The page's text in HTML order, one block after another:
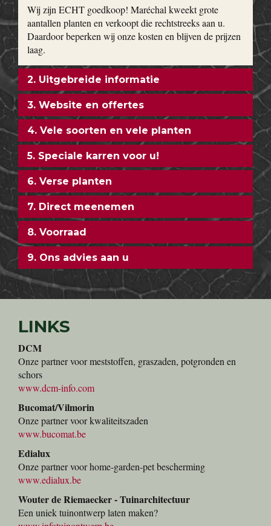
Wij zijn ECHT goedkoop! Maréchal kweekt grote
aantallen planten en verkoopt die rechtstreeks aan u.
Daardoor beperken wij onze kosten en blijven de prijzen
laag.
2. Uitgebreide informatie
3. Website en offertes
4. Vele soorten en vele planten
5. Speciale karren voor u!
6. Verse planten
7. Direct meenemen
8. Voorraad
9. Ons advies aan u
LINKS
DCM
Onze partner voor meststoffen, graszaden, potgronden en
schors
www.dcm-info.com
Bucomat/Vilmorin
Onze partner voor kwaliteitszaden
www.bucomat.be
Edialux
Onze partner voor home-garden-pet bescherming
www.edialux.be
Wouter de Riemaecker - Tuinarchitectuur
Een uniek tuinontwerp laten maken?